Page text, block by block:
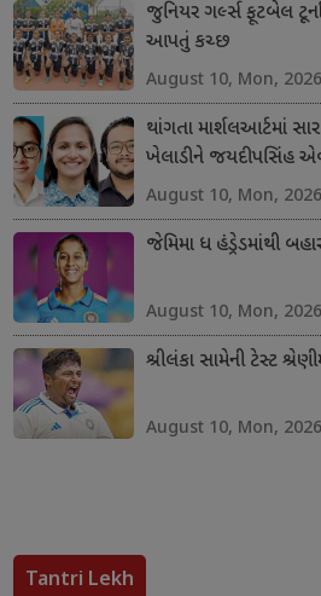
જુનિયર ગર્લ્સ ફૂટબેલ
આપતું કચ્છ
August 10, Mon, 2026
થાંગતા માર્શલઆર્ટમાં
ખેલાડીને જયદીપસિંહ
August 10, Mon, 2026
જેમિમા ધ હંડ્રેડમાંથી
August 10, Mon, 2026
શ્રીલંકા સામેની ટેસ્ટ
August 10, Mon, 2026
Tantri Lekh